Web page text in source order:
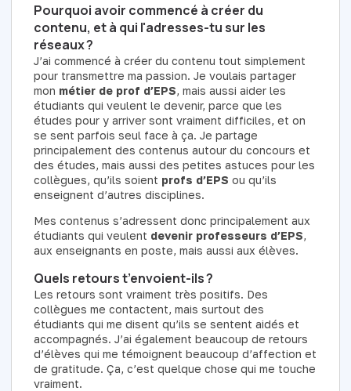
Pourquoi avoir commencé à créer du
contenu, et à qui l'adresses-tu sur les
réseaux ?
J’ai commencé à créer du contenu tout simplement
pour transmettre ma passion. Je voulais partager
mon métier de prof d’EPS, mais aussi aider les
étudiants qui veulent le devenir, parce que les
études pour y arriver sont vraiment difficiles, et on
se sent parfois seul face à ça. Je partage
principalement des contenus autour du concours et
des études, mais aussi des petites astuces pour les
collègues, qu’ils soient profs d’EPS ou qu’ils
enseignent d’autres disciplines.
Mes contenus s’adressent donc principalement aux
étudiants qui veulent devenir professeurs d’EPS,
aux enseignants en poste, mais aussi aux élèves.
Quels retours t’envoient-ils ?
Les retours sont vraiment très positifs. Des
collègues me contactent, mais surtout des
étudiants qui me disent qu’ils se sentent aidés et
accompagnés. J’ai également beaucoup de retours
d’élèves qui me témoignent beaucoup d’affection et
de gratitude. Ça, c’est quelque chose qui me touche
vraiment.